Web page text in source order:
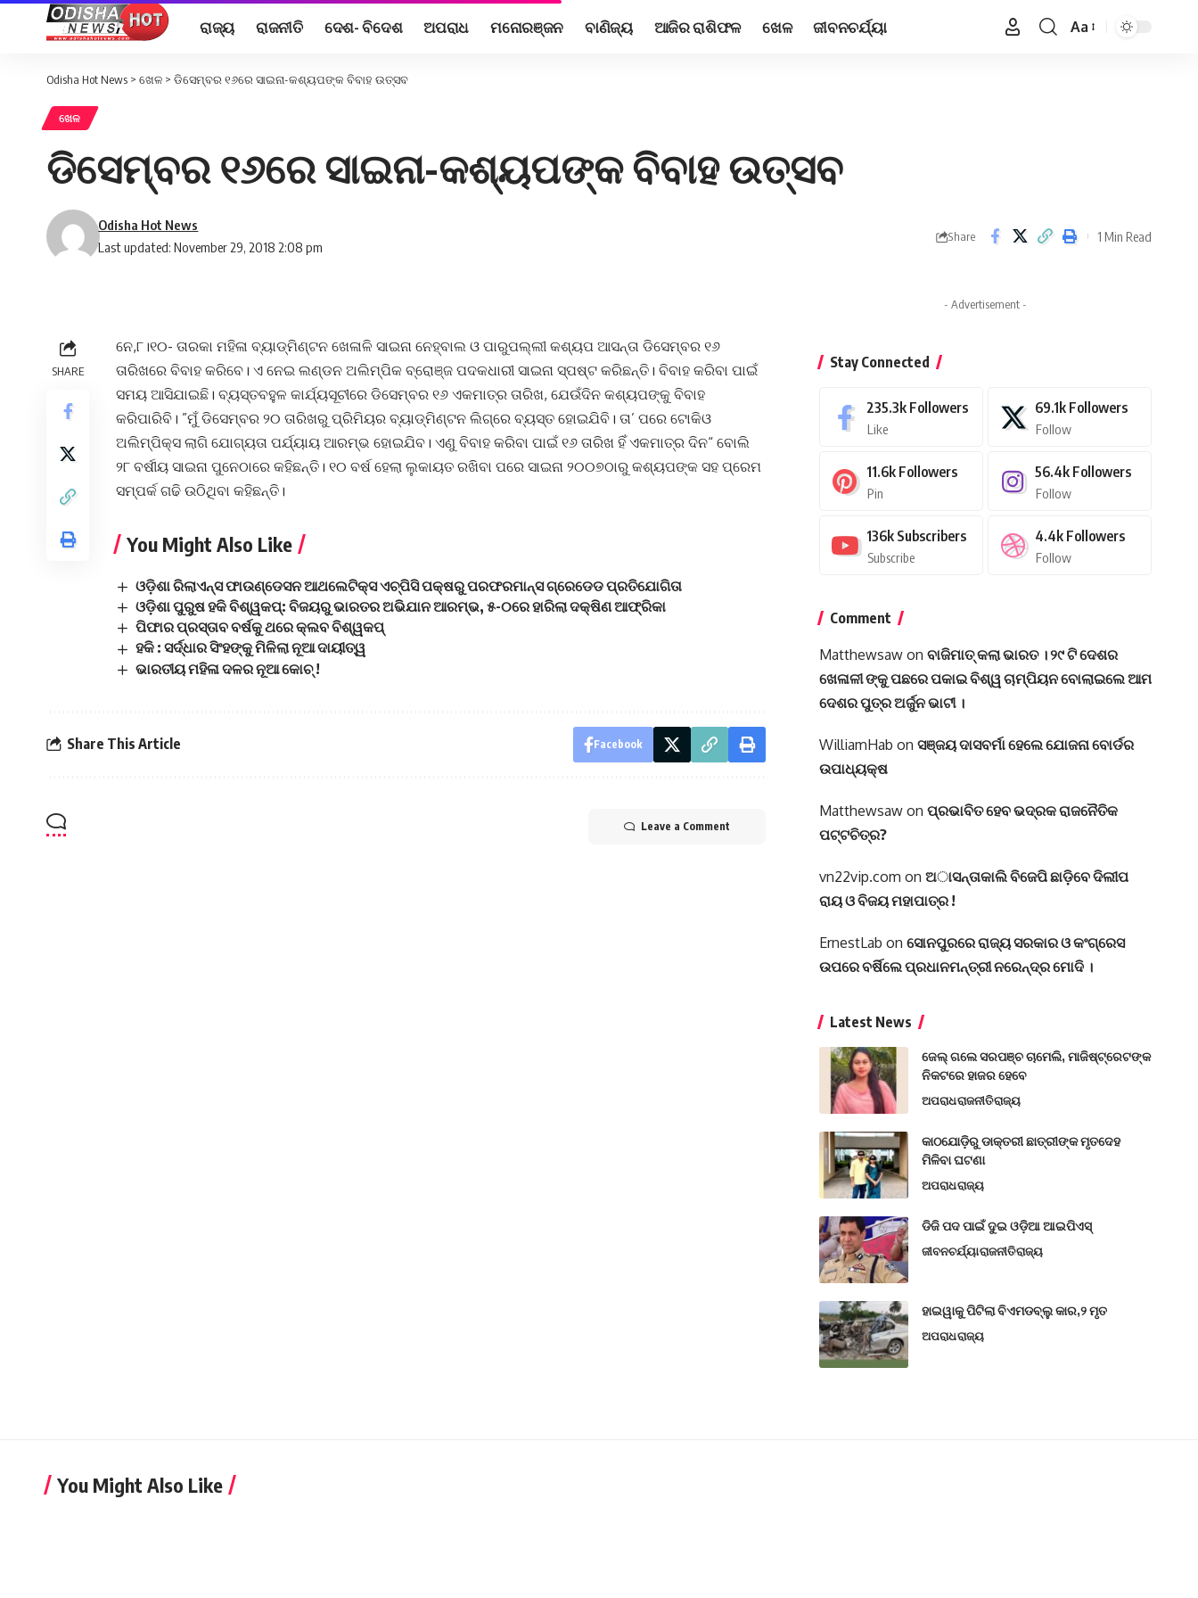
ରାଜ୍ୟ ରାଜନୀତି ଦେଶ- ବିଦେଶ ଅପରାଧ ମନୋରଞ୍ଜନ ବାଣିଜ୍ୟ ଆଜିର ରାଶିଫଳ ଖେଳ ଜୀବନଚର୍ଯ୍ୟା
Font
Aa
Odisha Hot News > ଖେଳ > ଡିସେମ୍ବର ୧୬ରେ ସାଇନା-କଶ୍ୟପଙ୍କ ବିବାହ ଉତ୍ସବ
ଖେଳ
ଡିସେମ୍ବର ୧୬ରେ ସାଇନା-କଶ୍ୟପଙ୍କ ବିବାହ ଉତ୍ସବ
Last updated: November 29, 2018 2:08 pm
Odisha Hot News
Share 1 Min Read
SHARE
ନେ,୮।୧୦- ତାରକା ମହିଳା ବ୍ୟାଡ୍‌ମିଣ୍ଟନ ଖେଳାଳି ସାଇନା ନେହ୍ବାଲ ଓ ପାରୁପଲ୍ଲୀ କଶ୍ୟପ ଆସନ୍ତା ଡିସେମ୍ବର ୧୬
ତାରିଖରେ ବିବାହ କରିବେ। ଏ ନେଇ ଲଣ୍ଡନ ଅଲିମ୍ପିକ ବ୍ରୋଞ୍ଜ ପଦକଧାରୀ ସାଇନା ସ୍ପଷ୍ଟ କରିଛନ୍ତି। ବିବାହ କରିବା ପାଇଁ
ସମୟ ଆସିଯାଇଛି। ବ୍ୟସ୍ତବହୁଳ କାର୍ଯ୍ୟସୂଚୀରେ ଡିସେମ୍ବର ୧୬ ଏକମାତ୍ର ତାରିଖ, ଯେଉଁଦିନ କଶ୍ୟପଙ୍କୁ ବିବାହ
କରିପାରିବି। ”ମୁଁ ଡିସେମ୍ବର ୨୦ ତାରିଖରୁ ପ୍ରିମିୟର ବ୍ୟାଡ୍‌ମିଣ୍ଟନ ଲିଗ୍‌ରେ ବ୍ୟସ୍ତ ହୋଇଯିବି। ତା’ ପରେ ଟୋକିଓ
ଅଲିମ୍ପିକ୍ସ ଲାଗି ଯୋଗ୍ୟତା ପର୍ଯ୍ୟାୟ ଆରମ୍ଭ ହୋଇଯିବ। ଏଣୁ ବିବାହ କରିବା ପାଇଁ ୧୬ ତାରିଖ ହିଁ ଏକମାତ୍ର ଦିନ“ ବୋଲି
୨୮ ବର୍ଷୀୟ ସାଇନା ପୁନେଠାରେ କହିଛନ୍ତି। ୧୦ ବର୍ଷ ହେଲା ଲୁକାୟତ ରଖିବା ପରେ ସାଇନା ୨୦୦୭ଠାରୁ କଶ୍ୟପଙ୍କ ସହ ପ୍ରେମ
ସମ୍ପର୍କ ଗଢି ଉଠିଥିବା କହିଛନ୍ତି।
You Might Also Like
ଓଡ଼ିଶା ରିଲାଏନ୍ସ ଫାଉଣ୍ଡେସନ ଆଥଲେଟିକ୍ସ ଏଚ୍‍ପିସି ପକ୍ଷରୁ ପରଫରମାନ୍ସ ଗ୍ରେଡେଡ ପ୍ରତିଯୋଗିତା
ଓଡ଼ିଶା ପୁରୁଷ ହକି ବିଶ୍ୱକପ୍‌: ବିଜୟରୁ ଭାରତର ଅଭିଯାନ ଆରମ୍ଭ, ୫-୦ରେ ହାରିଲା ଦକ୍ଷିଣ ଆଫ୍ରିକା
ପିଫାର ପ୍ରସ୍ତାବ ବର୍ଷକୁ ଥରେ କ୍ଲବ ବିଶ୍ୱକପ୍‌
ହକି : ସର୍ଦ୍ଧାର ସିଂହଙ୍କୁ ମିଳିଲା ନୂଆ ଦାୟୀତ୍ୱ
ଭାରତୀୟ ମହିଳା ଦଳର ନୂଆ କୋଚ୍ !
Share This Article Facebook
Leave a Comment
- Advertisement -
Stay Connected
235.3k Followers
Like
69.1k Followers
Follow
11.6k Followers
Pin
56.4k Followers
Follow
136k Subscribers
Subscribe
4.4k Followers
Follow
Comment
Matthewsawon ବାଜିମାତ୍ କଲା ଭାରତ । ୨୯ ଟି ଦେଶର
ଖେଳାଳୀ ଙ୍କୁ ପଛରେ ପକାଇ ବିଶ୍ୱ ଚାମ୍ପିୟନ ବୋଲାଇଲେ ଆମ
ଦେଶର ପୁତ୍ର ଅର୍ଜୁନ ଭାଟୀ ।
WilliamHab on ସଞ୍ଜୟ ଦାସବର୍ମା ହେଲେ ଯୋଜନା ବୋର୍ଡର
ଉପାଧ୍ୟକ୍ଷ
Matthewsawon ପ୍ରଭାବିତ ହେବ ଭଦ୍ରକ ରାଜନୈତିକ
ପଟ୍ଟଚିତ୍ର?
vn22vip.com on ଅାସନ୍ତାକାଲି ବିଜେପି ଛାଡ଼ିବେ ଦିଲୀପ
ରାୟ ଓ ବିଜୟ ମହାପାତ୍ର !
ErnestLab on ସୋନପୁରରେ ରାଜ୍ୟ ସରକାର ଓ କଂଗ୍ରେସ
ଉପରେ ବର୍ଷିଲେ ପ୍ରଧାନମନ୍ତ୍ରୀ ନରେନ୍ଦ୍ର ମୋଦି ।
Latest News
ଜେଲ୍ ଗଲେ ସରପଞ୍ଚ ଚାମେଲି, ମାଜିଷ୍ଟ୍ରେଟଙ୍କ
ନିକଟରେ ହାଜର ହେବେ
ଅପରାଧରାଜନୀତିରାଜ୍ୟ
କାଠଯୋଡ଼ିରୁ ଡାକ୍ତରୀ ଛାତ୍ରୀଙ୍କ ମୃତଦେହ
ମିଳିବା ଘଟଣା
ଅପରାଧରାଜ୍ୟ
ଡିଜି ପଦ ପାଇଁ ଦୁଇ ଓଡ଼ିଆ ଆଇପିଏସ୍
ଜୀବନଚର୍ଯ୍ୟାରାଜନୀତିରାଜ୍ୟ
ହାଇୱାକୁ ପିଟିଲା ବିଏମଡବ୍ଲୁ କାର,୨ ମୃତ
ଅପରାଧରାଜ୍ୟ
You Might Also Like